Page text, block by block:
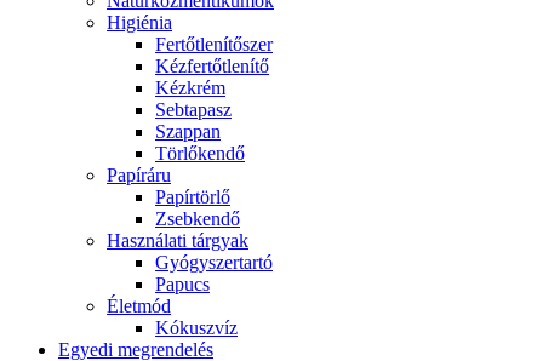
Higiénia
Fertőtlenítőszer
Kézfertőtlenítő
Kézkrém
Sebtapasz
Szappan
Törlőkendő
Papíráru
Papírtörlő
Zsebkendő
Használati tárgyak
Gyógyszertartó
Papucs
Életmód
Kókuszvíz
Egyedi megrendelés